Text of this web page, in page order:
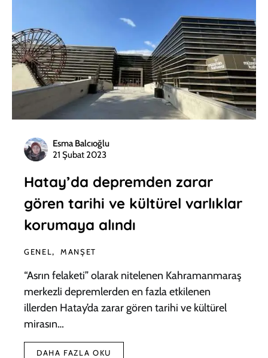
Esma Balcıoğlu
21 Şubat 2023
Hatay’da depremden zarar
gören tarihi ve kültürel varlıklar
korumaya alındı
GENEL MANŞET
“Asrın felaketi” olarak nitelenen Kahramanmaraş
merkezli depremlerden en fazla etkilenen
illerden Hatay’da zarar gören tarihi ve kültürel
mirasın…
DAHA FAZLA OKU